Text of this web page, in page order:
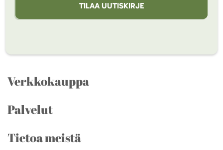
TILAA UUTISKIRJE
Verkkokauppa
Palvelut
Tietoa meistä